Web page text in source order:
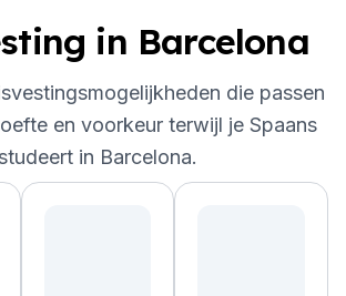
in Barcelona
die passen
en voorkeur terwijl je Spaans
studeert in Barcelona.